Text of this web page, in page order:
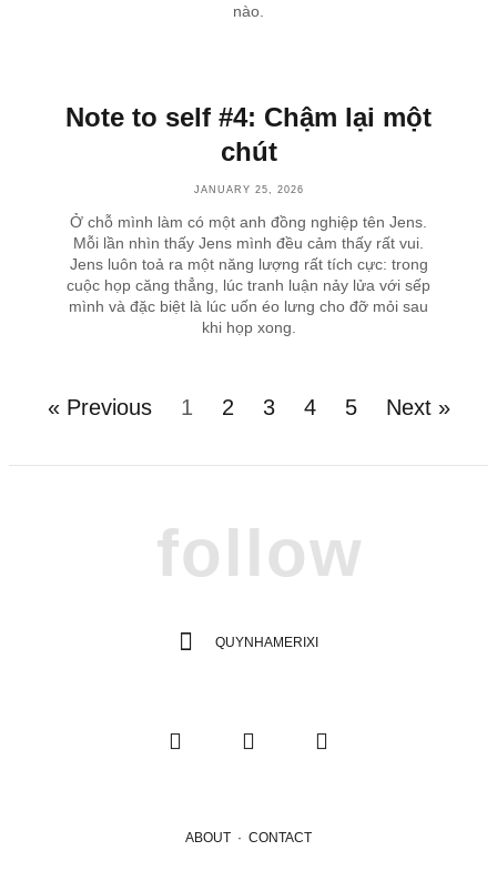
nào.
Note to self #4: Chậm lại một
chút
JANUARY 25, 2026
Ở chỗ mình làm có một anh đồng nghiệp tên Jens.
Mỗi lần nhìn thấy Jens mình đều cảm thấy rất vui.
Jens luôn toả ra một năng lượng rất tích cực: trong
cuộc họp căng thẳng, lúc tranh luận nảy lửa với sếp
mình và đặc biệt là lúc uốn éo lưng cho đỡ mỏi sau
khi họp xong.
« Previous 1 2 3 4 5 Next »
ABOUT · CONTACT
follow
QUYNHAMERIXI